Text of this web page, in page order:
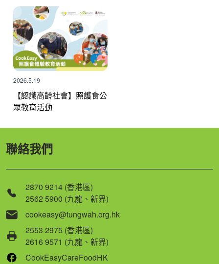
2026.5.19
【認識高齡社會】照護食公
眾教育活動
聯絡我們
2870 9214 (香港區)
2562 5900 (九龍、新界)
cookeasy@tungwah.org.hk
2553 2975 (香港區)
2616 9571 (九龍、新界)
CookEasyCareFoodHK